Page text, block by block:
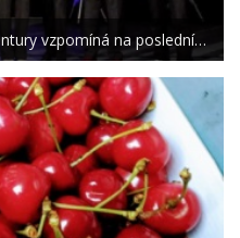
vzpomíná na poslední…